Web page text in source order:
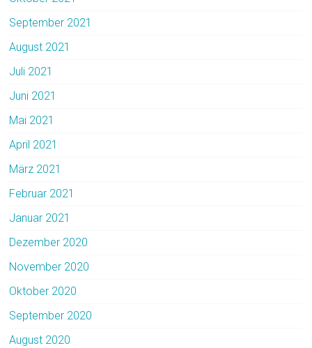
September 2021
August 2021
Juli 2021
Juni 2021
Mai 2021
April 2021
März 2021
Februar 2021
Januar 2021
Dezember 2020
November 2020
Oktober 2020
September 2020
August 2020